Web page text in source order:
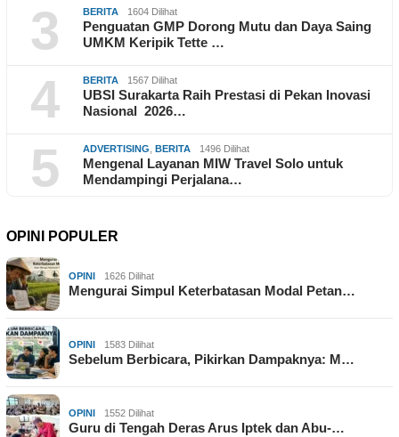
3 BERITA 1604 Dilihat
Penguatan GMP Dorong Mutu dan Daya Saing
UMKM Keripik Tette …
4 BERITA 1567 Dilihat
UBSI Surakarta Raih Prestasi di Pekan Inovasi
Nasional 2026…
5 ADVERTISING BERITA 1496 Dilihat
Mengenal Layanan MIW Travel Solo untuk
Mendampingi Perjalana…
OPINI POPULER
OPINI 1626 Dilihat
Mengurai Simpul Keterbatasan Modal Petan…
OPINI 1583 Dilihat
Sebelum Berbicara, Pikirkan Dampaknya: M…
OPINI 1552 Dilihat
Guru di Tengah Deras Arus Iptek dan Abu-…